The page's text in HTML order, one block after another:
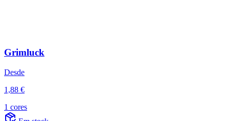
Grimluck
Desde
1,88 €
1 cores